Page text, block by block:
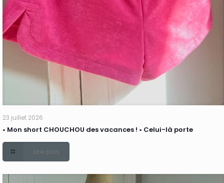
23 juillet 2026
• Mon short CHOUCHOU des vacances ! • Celui-là porte
Lire plus